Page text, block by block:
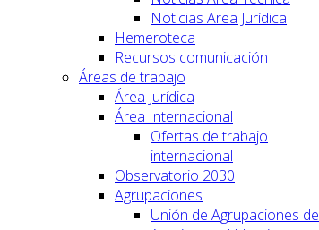
Noticias Area Jurídica
Hemeroteca
Recursos comunicación
Áreas de trabajo
Área Jurídica
Área Internacional
Ofertas de trabajo
internacional
Observatorio 2030
Agrupaciones
Unión de Agrupaciones de